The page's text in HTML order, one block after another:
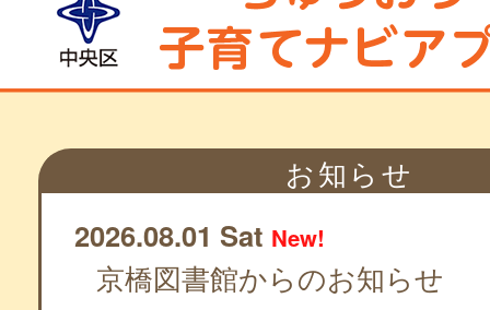
お知らせ
2026.08.01 Sat New!
京橋図書館からのお知らせ